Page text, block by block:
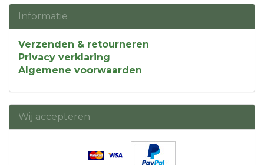
Informatie
Verzenden & retourneren
Privacy verklaring
Algemene voorwaarden
Wij accepteren